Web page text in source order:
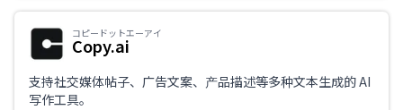
コピードットエーアイ
Copy.ai
支持社交媒体帖子、广告文案、产品描述等多种文本生成的 AI
写作工具。